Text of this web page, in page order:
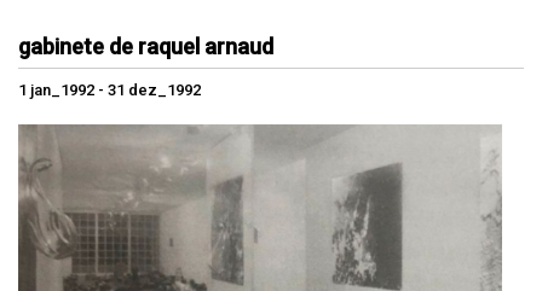
gabinete de raquel arnaud
1 jan_1992 - 31 dez_1992